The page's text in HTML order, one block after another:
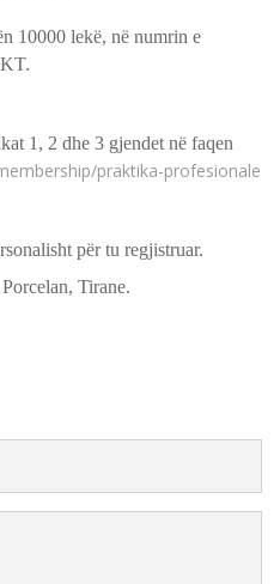
10000 lekë, në numrin e
1, 2 dhe 3 gjendet në faqen
praktika-profesionale
për tu regjistruar.
Tirane.